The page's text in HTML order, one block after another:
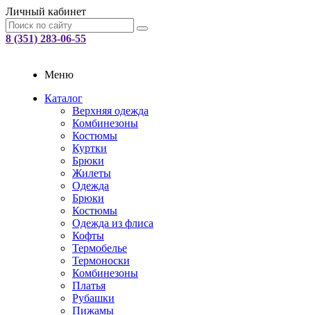
Личный кабинет
8 (351) 283-06-55
Меню
Каталог
Верхняя одежда
Комбинезоны
Костюмы
Куртки
Брюки
Жилеты
Одежда
Брюки
Костюмы
Одежда из флиса
Кофты
Термобелье
Термоноски
Комбинезоны
Платья
Рубашки
Пижамы